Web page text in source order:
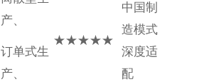
产、
订单式生
产、
★★★★★
中国制
造模式
深度适
配